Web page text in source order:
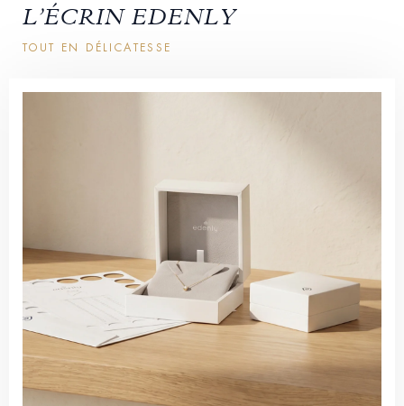
L’ÉCRIN EDENLY
TOUT EN DÉLICATESSE